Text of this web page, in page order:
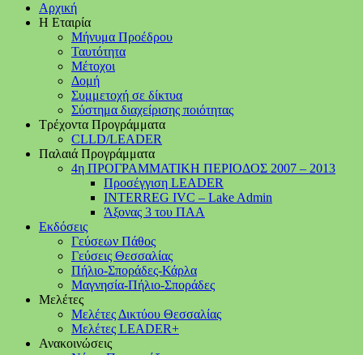
Αρχική
Η Εταιρία
Μήνυμα Προέδρου
Ταυτότητα
Μέτοχοι
Δομή
Συμμετοχή σε δίκτυα
Σύστημα διαχείρισης ποιότητας
Τρέχοντα Προγράμματα
CLLD/LEADER
Παλαιά Προγράμματα
4η ΠΡΟΓΡΑΜΜΑΤΙΚΗ ΠΕΡΙΟΔΟΣ 2007 – 2013
Προσέγγιση LEADER
INTERREG IVC – Lake Admin
Άξονας 3 του ΠΑΑ
Εκδόσεις
Γεύσεων Πάθος
Γεύσεις Θεσσαλίας
Πήλιο-Σποράδες-Κάρλα
Μαγνησία-Πήλιο-Σποράδες
Μελέτες
Μελέτες Δικτύου Θεσσαλίας
Μελέτες LEADER+
Ανακοινώσεις